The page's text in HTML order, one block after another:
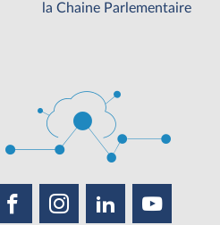
la Chaine Parlementaire